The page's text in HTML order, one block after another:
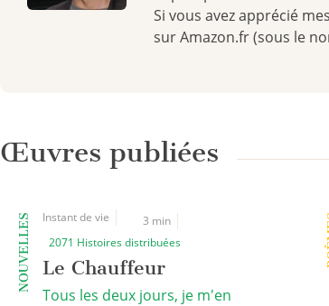
Si vous avez apprécié
sur Amazon.fr (sous le
Œuvres publiées
NOUVELLES Instant de vie
3 min
2071 Histoires distribuées
Le Chauffeur
Tous les deux jours, je m'en